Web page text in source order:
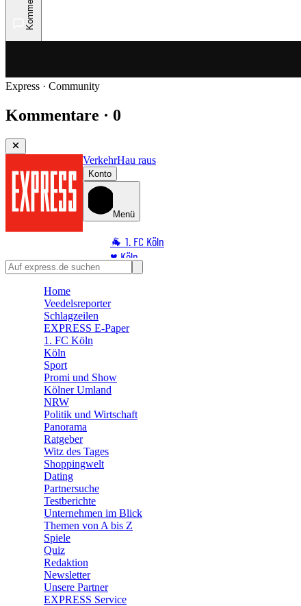
Express · Community
Kommentare · 0
VerkehrHau raus
Konto
Menü
🐐 1. FC Köln
♥️ Köln
⭐ Promi
🛒 Shoppingwelt
🧩 Spiele
Home
Veedelsreporter
Schlagzeilen
EXPRESS E-Paper
1. FC Köln
Köln
Sport
Promi und Show
Kölner Umland
NRW
Politik und Wirtschaft
Panorama
Ratgeber
Witz des Tages
Shoppingwelt
Dating
Partnersuche
Testberichte
Unternehmen im Blick
Themen von A bis Z
Spiele
Quiz
Redaktion
Newsletter
Unsere Partner
EXPRESS Service